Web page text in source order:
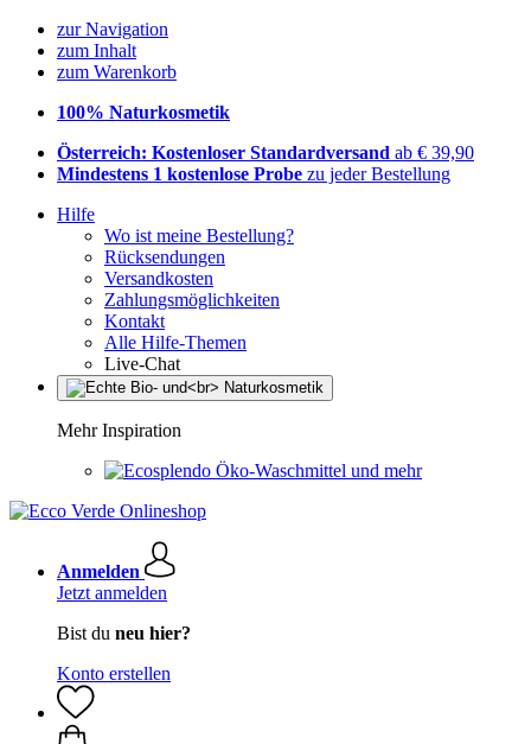
zur Navigation
zum Inhalt
zum Warenkorb
100% Naturkosmetik
Österreich: Kostenloser Standardversand ab € 39,90
Mindestens 1 kostenlose Probe zu jeder Bestellung
Hilfe
Wo ist meine Bestellung?
Rücksendungen
Versandkosten
Zahlungsmöglichkeiten
Kontakt
Alle Hilfe-Themen
Live-Chat
Mehr Inspiration
Öko-Waschmittel und mehr
Anmelden
Jetzt anmelden
Bist du neu hier?
Konto erstellen